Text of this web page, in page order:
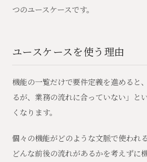
つのユースケースです。
ユースケースを使う理由
機能の一覧だけで要件定義を進めると
るが、業務の流れに合っていない」と
くなります。
個々の機能がどのような文脈で使われ
どんな前後の流れがあるかを考えずに